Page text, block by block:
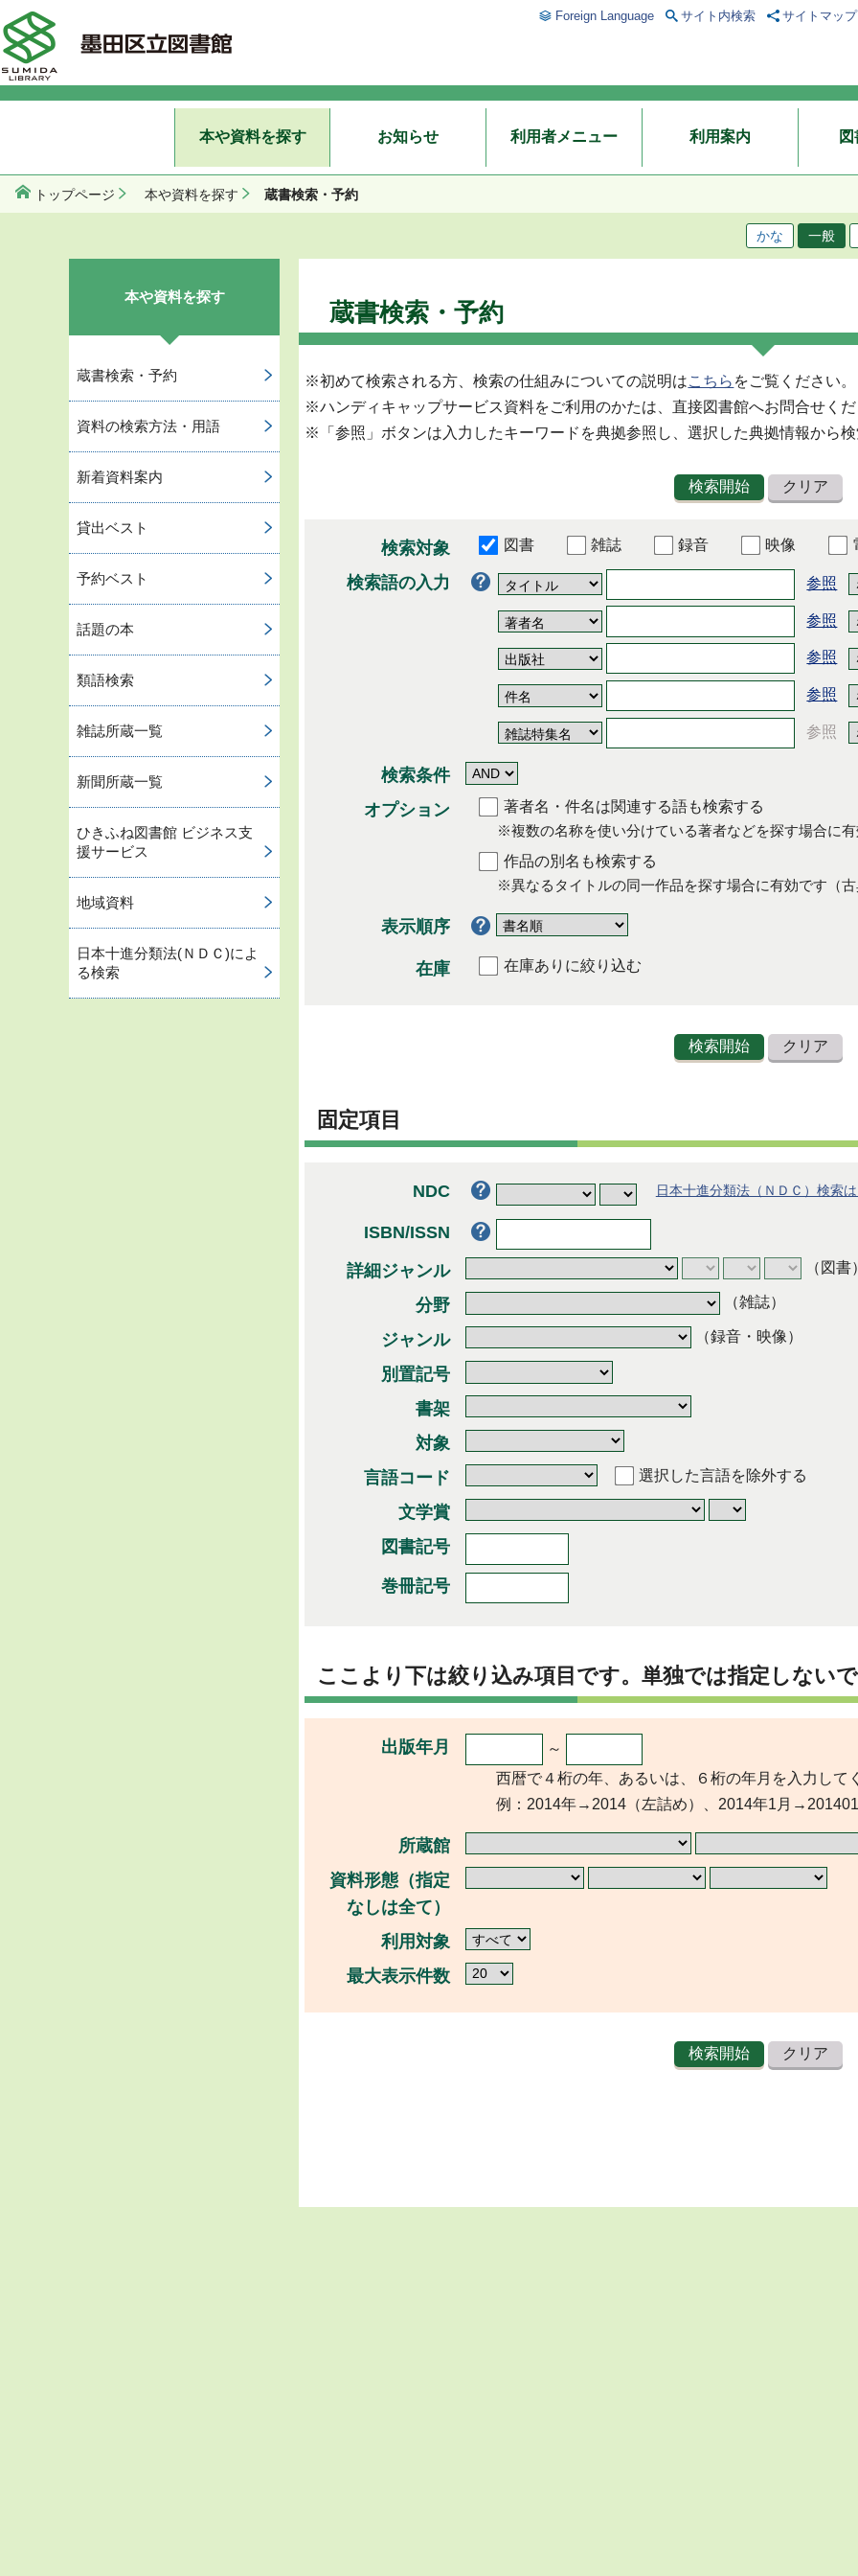
Foreign Language サイト内検索 サイトマップ
本や資料を探す お知らせ 利用者メニュー 利用案内
トップページ 本や資料を探す 蔵書検索・予約
かな 一般
蔵書検索・予約
※初めて検索される方、検索の仕組みについての説明はこちら をご覧ください。
※ハンディキャップサービス資料をご利用のかたは、直接図書館へお問合せくだ
※「参照」ボタンは入力したキーワードを典拠参照し、選択した典拠情報から検
検索対象 図書 雑誌 録音 映像
検索語の入力
検索条件
オプション
著者名・件名は関連する語も検索する
※複数の名称を使い分けている著者などを探す場合に有
作品の別名も検索する
※異なるタイトルの同一作品を探す場合に有効です（古
表示順序
在庫 在庫ありに絞り込む
固定項目
NDC 日本十進分類法（ＮＤＣ）検索
ISBN/ISSN
詳細ジャンル （図書）
分野 （雑誌）
ジャンル （録音・映像）
別置記号
書架
対象
言語コード
選択した言語を除外する
文学賞
図書記号
巻冊記号
ここより下は絞り込み項目です。単独では指定しないで
出版年月
～
西暦で４桁の年、あるいは、６桁の年月を入力してく
例：2014年→2014（左詰め）、2014年1月→201401
所蔵館
資料形態（指定
なしは全て）
利用対象
最大表示件数
本や資料を探す
蔵書検索・予約
資料の検索方法・用語
新着資料案内
貸出ベスト
予約ベスト
話題の本
類語検索
雑誌所蔵一覧
新聞所蔵一覧
ひきふね図書館 ビジネス支
援サービス
地域資料
日本十進分類法(ＮＤＣ)によ
る検索